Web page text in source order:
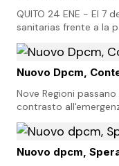
QUITO 24 ENE - El 7
sanitarias frente a la
Nuovo Dpcm,
Nove Regioni
contrasto
Nuovo dpcm,